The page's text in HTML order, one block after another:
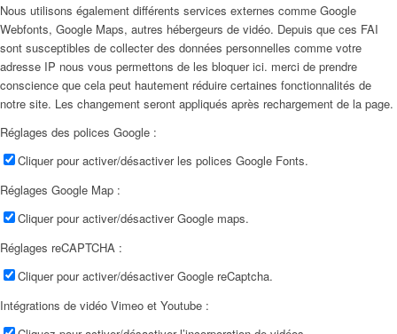
Nous utilisons également différents services externes comme Google
Webfonts, Google Maps, autres hébergeurs de vidéo. Depuis que ces FAI
sont susceptibles de collecter des données personnelles comme votre
adresse IP nous vous permettons de les bloquer ici. merci de prendre
conscience que cela peut hautement réduire certaines fonctionnalités de
notre site. Les changement seront appliqués après rechargement de la page.
Réglages des polices Google :
Cliquer pour activer/désactiver les polices Google Fonts.
Réglages Google Map :
Cliquer pour activer/désactiver Google maps.
Réglages reCAPTCHA :
Cliquer pour activer/désactiver Google reCaptcha.
Intégrations de vidéo Vimeo et Youtube :